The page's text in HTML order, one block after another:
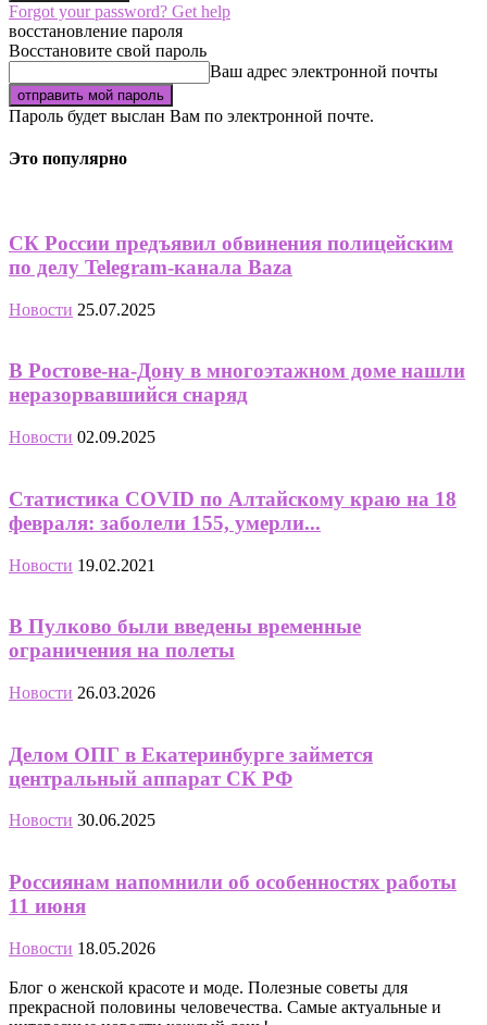
Forgot your password? Get help
восстановление пароля
Восстановите свой пароль
Ваш адрес электронной почты
Пароль будет выслан Вам по электронной почте.
Это популярно
СК России предъявил обвинения полицейским
по делу Telegram-канала Baza
Новости 25.07.2025
В Ростове-на-Дону в многоэтажном доме нашли
неразорвавшийся снаряд
Новости 02.09.2025
Статистика COVID по Алтайскому краю на 18
февраля: заболели 155, умерли...
Новости 19.02.2021
В Пулково были введены временные
ограничения на полеты
Новости 26.03.2026
Делом ОПГ в Екатеринбурге займется
центральный аппарат СК РФ
Новости 30.06.2025
Россиянам напомнили об особенностях работы
11 июня
Новости 18.05.2026
Блог о женской красоте и моде. Полезные советы для
прекрасной половины человечества. Самые актуальные и